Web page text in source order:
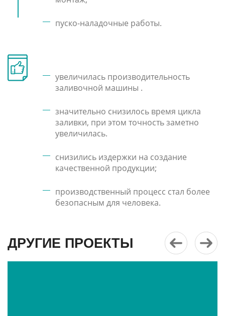
пуско-наладочные работы.
увеличилась производительность
заливочной машины .
значительно снизилось время цикла
заливки, при этом точность заметно
увеличилась.
снизились издержки на создание
качественной продукции;
производственный процесс стал более
безопасным для человека.
ДРУГИЕ ПРОЕКТЫ